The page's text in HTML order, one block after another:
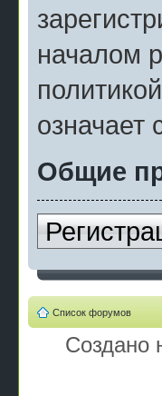
началом
означает
Общие
Список форумов
Создано